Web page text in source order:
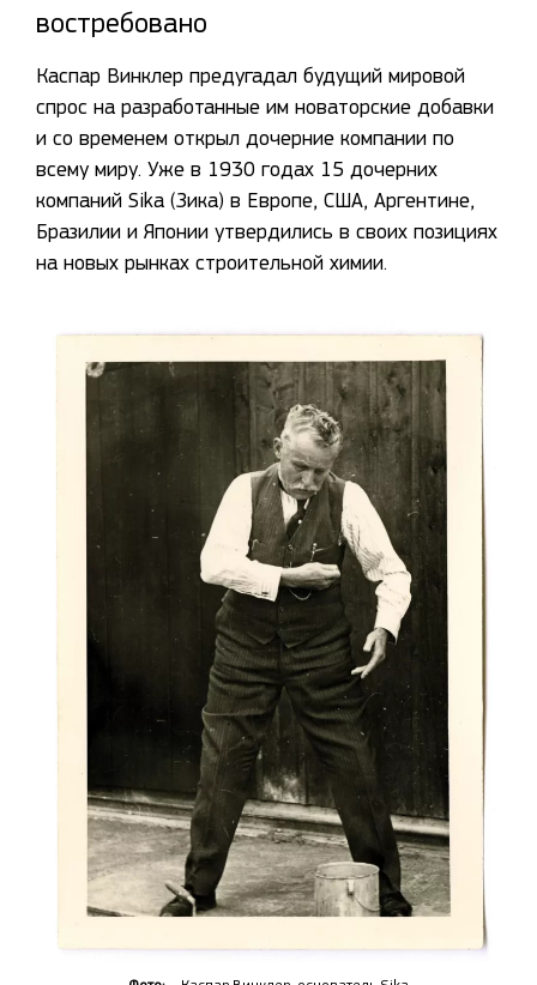
востребовано
Каспар Винклер предугадал будущий мировой
спрос на разработанные им новаторские добавки
и со временем открыл дочерние компании по
всему миру. Уже в 1930 годах 15 дочерних
компаний Sika (Зика) в Европе, США, Аргентине,
Бразилии и Японии утвердились в своих позициях
на новых рынках строительной химии.